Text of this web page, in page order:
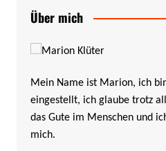
Über mich
Mein Name ist Marion, ich
eingestellt, ich glaube trotz
das Gute im Menschen und
mich.